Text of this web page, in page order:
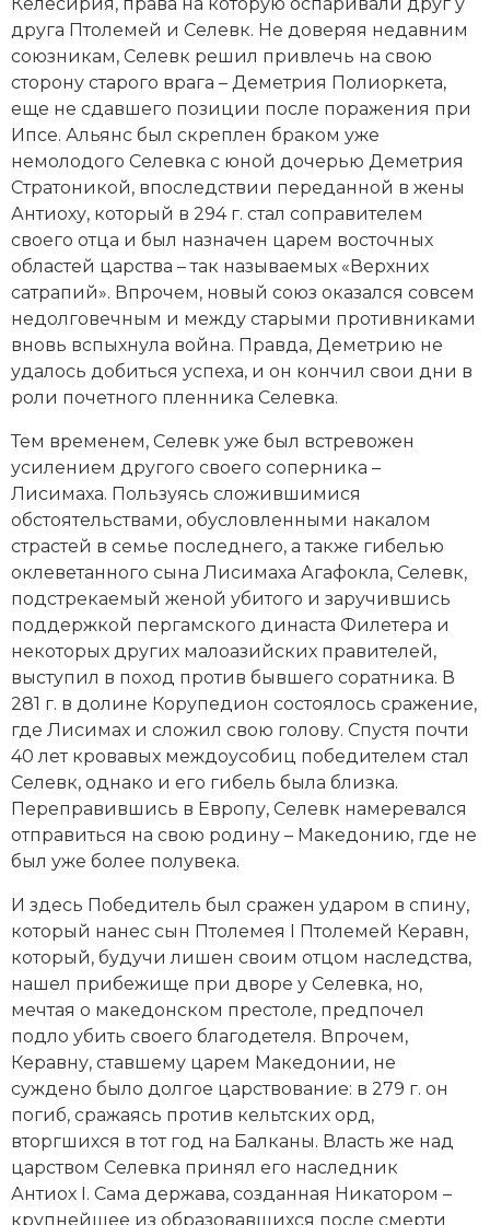
друга Птолемей и Селевк. Не доверяя недавним
союзникам, Селевк решил привлечь на свою
сторону старого врага – Деметрия Полиоркета,
еще не сдавшего позиции после поражения при
Ипсе. Альянс был скреплен браком уже
немолодого Селевка с юной дочерью Деметрия
Стратоникой, впоследствии переданной в жены
Антиоху, который в 294 г. стал соправителем
своего отца и был назначен царем восточных
областей царства – так называемых «Верхних
сатрапий». Впрочем, новый союз оказался совсем
недолговечным и между старыми противниками
вновь вспыхнула война. Правда, Деметрию не
удалось добиться успеха, и он кончил свои дни в
роли почетного пленника Селевка.
Тем временем, Селевк уже был встревожен
усилением другого своего соперника –
Лисимаха. Пользуясь сложившимися
обстоятельствами, обусловленными накалом
страстей в семье последнего, а также гибелью
оклеветанного сына Лисимаха Агафокла, Селевк,
подстрекаемый женой убитого и заручившись
поддержкой пергамского династа Филетера и
некоторых других малоазийских правителей,
выступил в поход против бывшего соратника. В
281 г. в долине Корупедион состоялось сражение,
где Лисимах и сложил свою голову. Спустя почти
40 лет кровавых междоусобиц победителем стал
Селевк, однако и его гибель была близка.
Переправившись в Европу, Селевк намеревался
отправиться на свою родину – Македонию, где не
был уже более полувека.
И здесь Победитель был сражен ударом в спину,
который нанес сын Птолемея I Птолемей Керавн,
который, будучи лишен своим отцом наследства,
нашел прибежище при дворе у Селевка, но,
мечтая о македонском престоле, предпочел
подло убить своего благодетеля. Впрочем,
Керавну, ставшему царем Македонии, не
суждено было долгое царствование: в 279 г. он
погиб, сражаясь против кельтских орд,
вторгшихся в тот год на Балканы. Власть же над
царством Селевка принял его наследник
Антиох I. Сама держава, созданная Никатором –
крупнейшее из образовавшихся после смерти